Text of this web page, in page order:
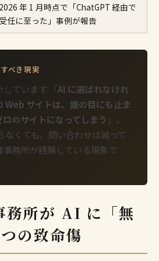
2026 年 1 月時点で「ChatGPT 経由で
受任に至った」事例が報告
べき現実
ています:「AI に選ばれなけれ
Web サイトは、誰の目にも止ま
のサイトになってしまう 」。
なくても、問い合わせは減って
務所が経験している現象で
務所が AI に「無
の致命傷